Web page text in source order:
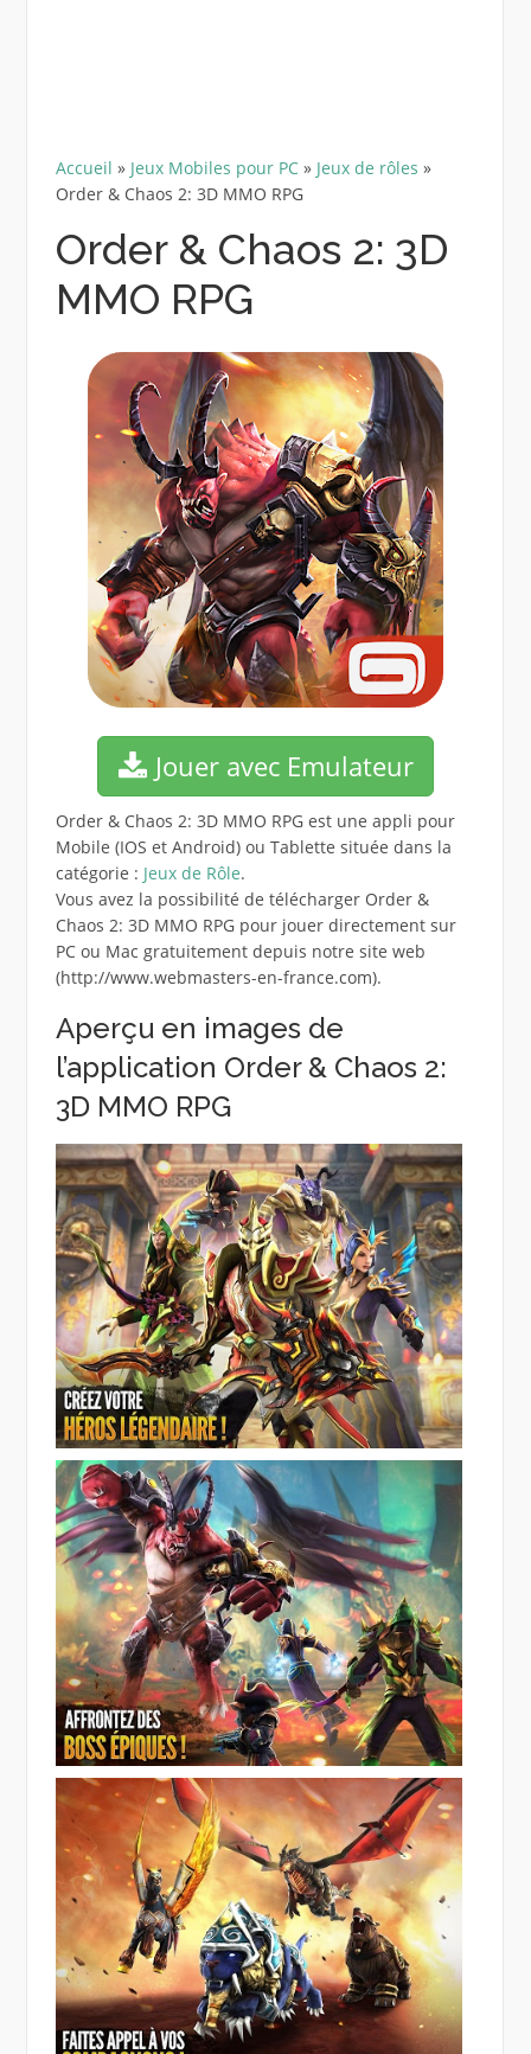
Accueil » Jeux Mobiles pour PC» Jeux de rôles »
Order & Chaos 2: 3D MMO RPG
Order & Chaos 2: 3D
MMO RPG
Jouer avec Emulateur
Order & Chaos 2: 3D MMO RPG est une appli pour
Mobile (IOS et Android) ou Tablette située dans la
catégorie : Jeux de Rôle.
Vous avez la possibilité de télécharger Order &
Chaos 2: 3D MMO RPG pour jouer directement sur
PC ou Mac gratuitement depuis notre site web
(http://www.webmasters-en-france.com).
Aperçu en images de
l’application Order & Chaos 2:
3D MMO RPG